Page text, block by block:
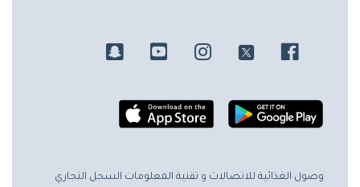
وصول الغذائية للاتصالات و تقنية المعلومات السجل التجاري